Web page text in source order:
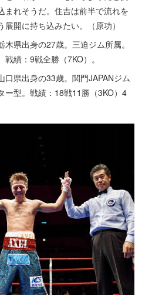
まれそうだ。住吉は前半で流れを
開に持ち込みたい。（原功）
県出身の27歳。三迫ジム所属。
績：9戦全勝（7KO）。
県出身の33歳。関門JAPANジム
ー型。戦績：18戦11勝（3KO）4